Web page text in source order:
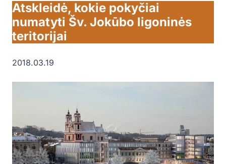
Atskleidė, kokie pokyčiai
numatyti Šv. Jokūbo ligoninės
teritorijai
2018.03.19